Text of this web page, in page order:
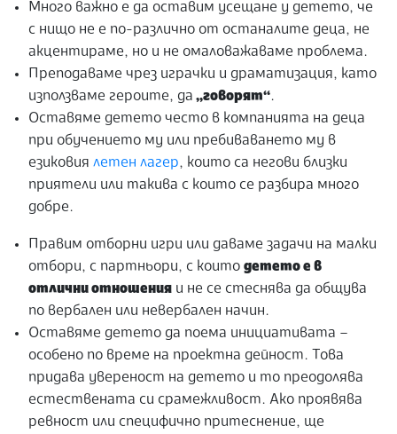
Много важно е да оставим усещане у детето, че
с нищо не е по-различно от останалите деца, не
акцентираме, но и не омаловажаваме проблема.
Преподаваме чрез играчки и драматизация, като
използваме героите, да „говорят“.
Оставяме детето често в компанията на деца
при обучението му или пребиваването му в
езиковиялетен лагер, които са негови близки
приятели или такива с които се разбира много
добре.
Правим отборни игри или даваме задачи на малки
отбори, с партньори, с коитодетето е в
отлични отношения и не се стеснява да общува
по вербален или невербален начин.
Оставяме детето да поема инициативата –
особено по време на проектна дейност. Това
придава увереност на детето и то преодолява
естествената си срамежливост. Ако проявява
ревност или специфично притеснение, ще